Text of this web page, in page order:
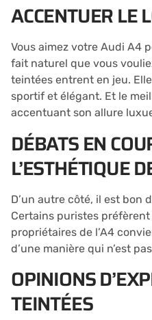
ACCENTUER LE
Vous aimez votre Audi A4
fait naturel que vous
teintées entrent en jeu.
sportif et élégant. Et le
accentuant son allure
DÉBATS EN
L’ESTHÉTIQUE
D’un autre côté, il est bon
Certains puristes préfèrent
propriétaires de l’A4
d’une manière qui n’est
OPINIONS
TEINTÉES